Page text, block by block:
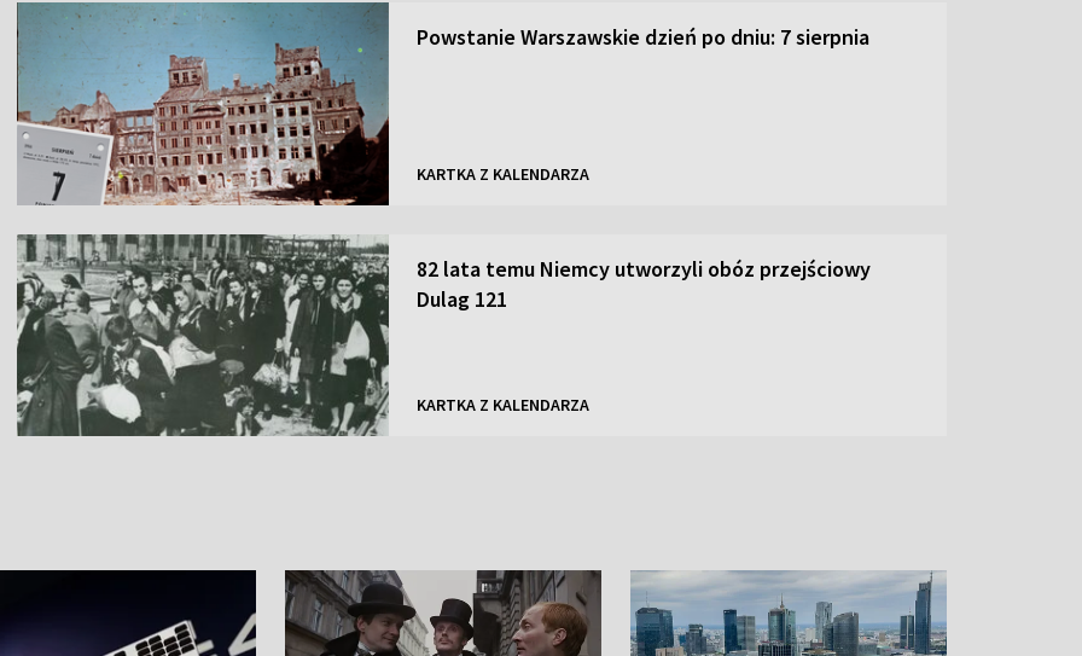
Powstanie Warszawskie dzień po dniu: 7 sierpnia
KARTKA Z KALENDARZA
82 lata temu Niemcy utworzyli obóz przejściowy
Dulag 121
KARTKA Z KALENDARZA